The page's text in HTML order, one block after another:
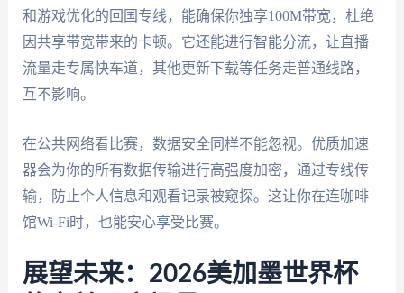
和游戏优化的回国专线，能确保你独享100M带宽，杜绝
因共享带宽带来的卡顿。它还能进行智能分流，让直播
流量走专属快车道，其他更新下载等任务走普通线路，
互不影响。
在公共网络看比赛，数据安全同样不能忽视。优质加速
器会为你的所有数据传输进行高强度加密，通过专线传
输，防止个人信息和观看记录被窥探。这让你在连咖啡
馆Wi-Fi时，也能安心享受比赛。
展望未来：2026美加墨世界杯